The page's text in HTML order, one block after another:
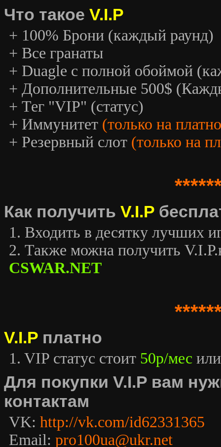
Что такое V.I.P
+ 100% Брони (каждый раунд)
+ Все гранаты
+ Duagle с полной обоймой
+ Дополнительные 500$
+ Тег "VIP" (статус)
+ Иммунитет (только на
+ Резервный слот (только на
Как получить V.I.P
1. Входить в десятку лучших
2. Также можна получить
CSWAR.NET
V.I.P платно
1. VIP статус стоит 50р/мес
Для покупки V.I.P вам
контактам
VK: http://vk.com/id62331365
Email: pro100ua@ukr.net